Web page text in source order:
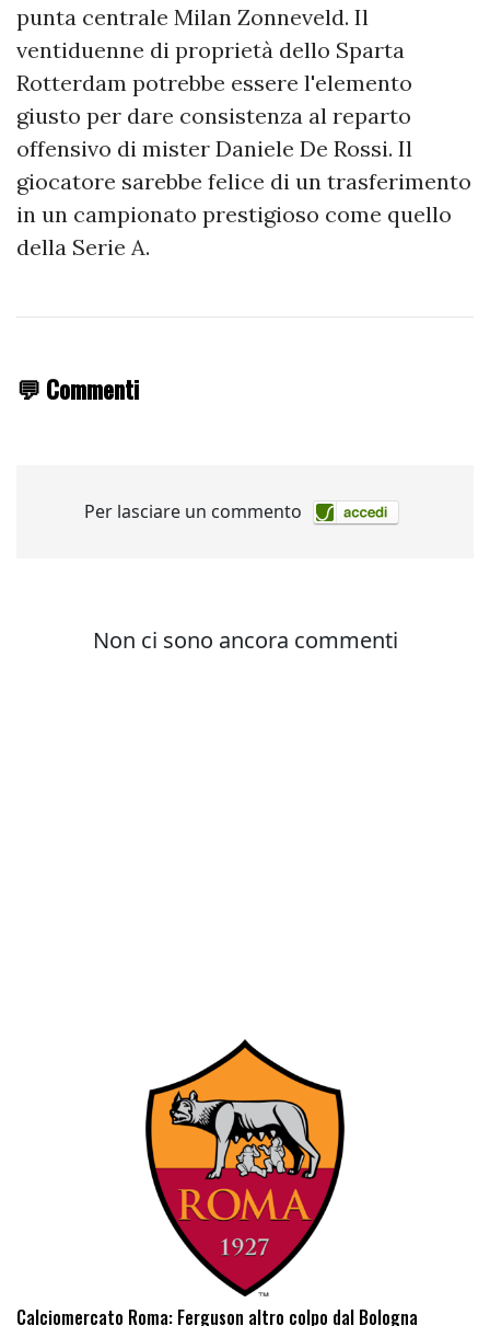
punta centrale Milan Zonneveld. Il
ventiduenne di proprietà dello Sparta
Rotterdam potrebbe essere l'elemento
giusto per dare consistenza al reparto
offensivo di mister Daniele De Rossi. Il
giocatore sarebbe felice di un trasferimento
in un campionato prestigioso come quello
della Serie A.
💬 Commenti
Calciomercato Roma: Ferguson altro colpo dal Bologna